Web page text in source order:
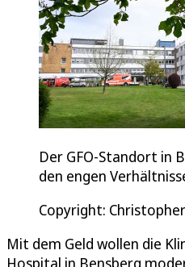
Der GFO-Standort in
den engen
Copyright:
Mit dem Geld wollen die
Hospital in Bensberg